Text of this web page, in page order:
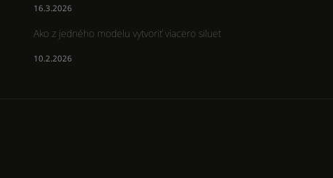
16.3.2026
Ako z jedného modelu vytvoriť viacero siluet
10.2.2026